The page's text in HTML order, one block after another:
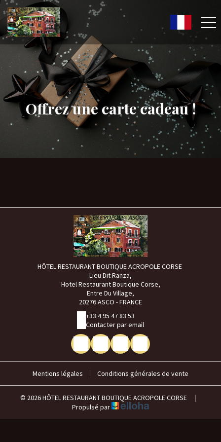
Offrez une carte cadeau !
HÔTEL RESTAURANT BOUTIQUE ACROPOLE CORSE
Lieu Dit Ranza,
Hotel Restaurant Boutique Corse,
Entre Du Village,
20276 ASCO - FRANCE
+33 4 95 47 83 53
Contacter par email
Mentions légales | Conditions générales de vente
© 2026 HÔTEL RESTAURANT BOUTIQUE ACROPOLE CORSE
|
Propulsé par